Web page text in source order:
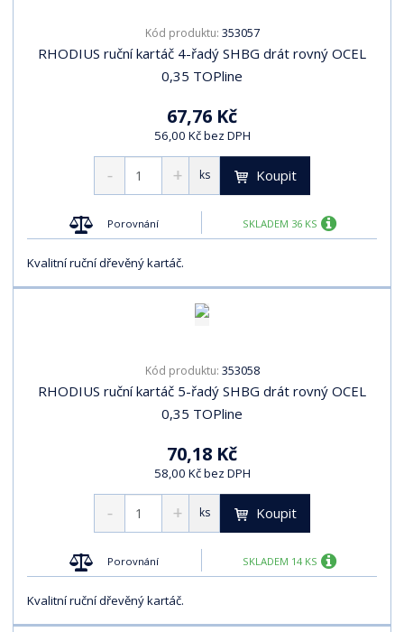
Kód produktu: 353057
RHODIUS ruční kartáč 4-řadý SHBG drát rovný OCEL
0,35 TOPline
67,76 Kč
56,00 Kč bez DPH
ks Koupit
Porovnání SKLADEM 36 KS
Kvalitní ruční dřevěný kartáč.
Kód produktu: 353058
RHODIUS ruční kartáč 5-řadý SHBG drát rovný OCEL
0,35 TOPline
70,18 Kč
58,00 Kč bez DPH
ks Koupit
Porovnání SKLADEM 14 KS
Kvalitní ruční dřevěný kartáč.